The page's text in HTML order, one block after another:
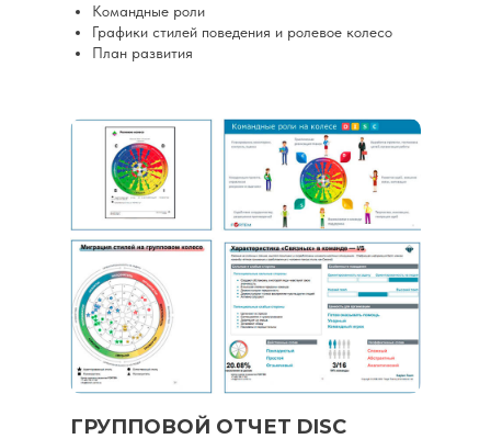
Командные роли
Графики стилей поведения и ролевое колесо
План развития
ГРУППОВОЙ ОТЧЕТ DISC